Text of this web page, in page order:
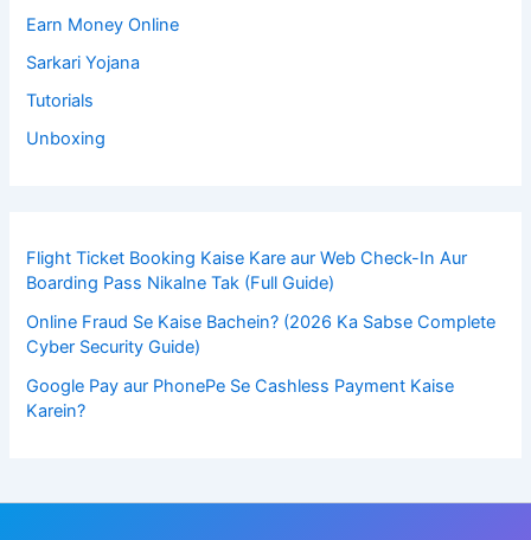
Earn Money Online
Sarkari Yojana
Tutorials
Unboxing
Flight Ticket Booking Kaise Kare aur Web Check-In Aur
Boarding Pass Nikalne Tak (Full Guide)
Online Fraud Se Kaise Bachein? (2026 Ka Sabse Complete
Cyber Security Guide)
Google Pay aur PhonePe Se Cashless Payment Kaise
Karein?